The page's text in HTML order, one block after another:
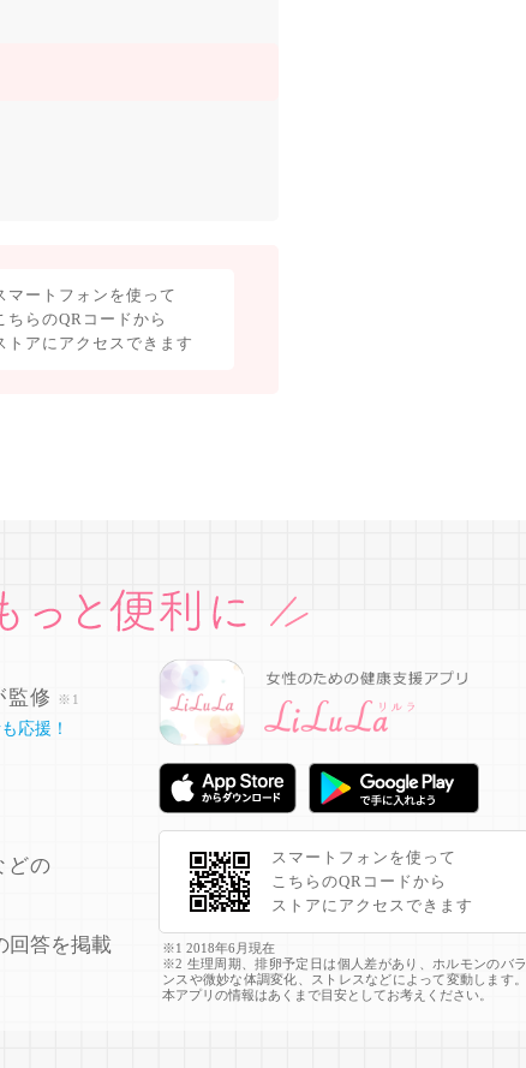
マートフォンを使って
ちらのQRコードから
トアにアクセスできます
監修 ※1
応援！
どの
回答を掲載
スマートフォンを使って
こちらのQRコードから
ストアにアクセスできます
※1 2018年6月現在
※2 生理周期、排卵予定日は個人差があり、ホルモンのバラ
ンスや微妙な体調変化、ストレスなどによって変動します。
本アプリの情報はあくまで目安としてお考えください。